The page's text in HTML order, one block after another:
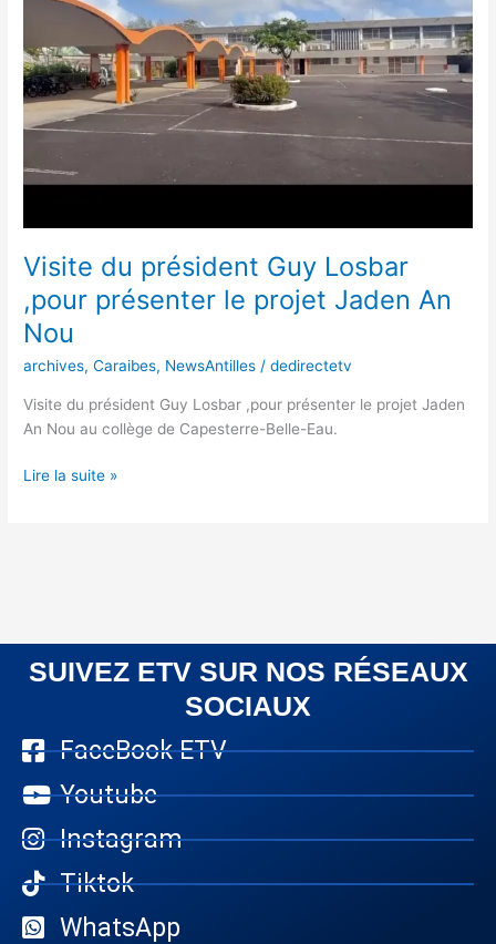
Visite du président Guy Losbar
,pour présenter le projet Jaden An
Nou
archives,Caraibes, NewsAntilles /dedirectetv
Visite du président Guy Losbar ,pour présenter le projet Jaden
An Nou au collège de Capesterre-Belle-Eau.
présenter
le
projet
Jaden
Nou
Lire la suite »
SUIVEZ ETV SUR NOS RÉSEAUX
SOCIAUX
FaceBook ETV
Youtube
Instagram
Tiktok
WhatsApp